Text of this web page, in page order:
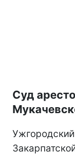
Суд